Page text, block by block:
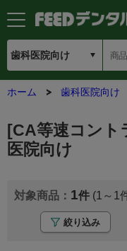
ホーム 歯科医院向け
[CA等速コント
医院向け
1 (1～1
絞り込み